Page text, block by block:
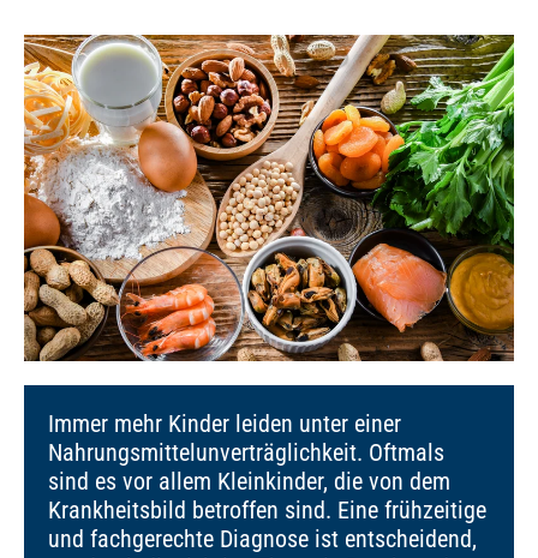
Immer mehr Kinder leiden unter einer
Nahrungsmittelunverträglichkeit. Oftmals
sind es vor allem Kleinkinder, die von dem
Krankheitsbild betroffen sind. Eine frühzeitige
und fachgerechte Diagnose ist entscheidend,